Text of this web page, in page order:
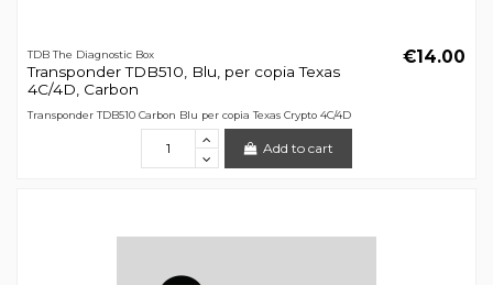
TDB The Diagnostic Box
Transponder TDB510, Blu, per copia Texas
4C/4D, Carbon
€14.00
Transponder TDB510 Carbon Blu per copia Texas Crypto 4C/4D
Add to cart